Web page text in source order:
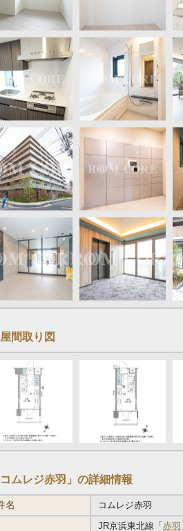
間取り図
コムレジ赤羽」の詳細情報
名 コムレジ赤羽
JR京浜東北線「 赤羽